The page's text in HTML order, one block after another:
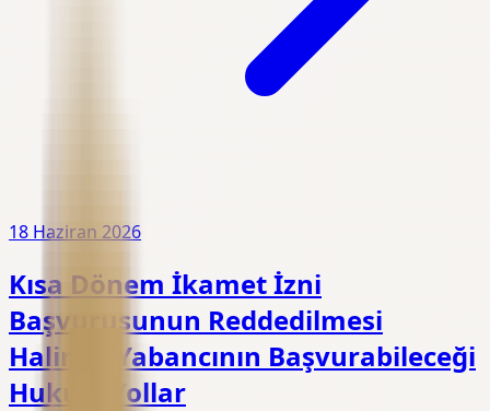
18 Haziran 2026
Kısa Dönem İkamet İzni
Başvurusunun Reddedilmesi
Halinde Yabancının Başvurabileceği
Hukuki Yollar